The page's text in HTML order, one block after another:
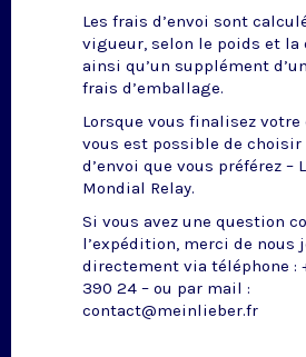
Les frais d’envoi sont
vigueur, selon le poids et la
ainsi qu’un supplément
frais d’emballage.
Lorsque vous finalisez votre
vous est possible de choisir
d’envoi que vous préférez –
Mondial Relay.
Si vous avez une question
l’expédition, merci de nous
directement via téléphone :
390 24 – ou par mail :
contact@meinlieber.fr